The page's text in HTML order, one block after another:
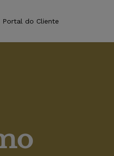
Portal do Cliente